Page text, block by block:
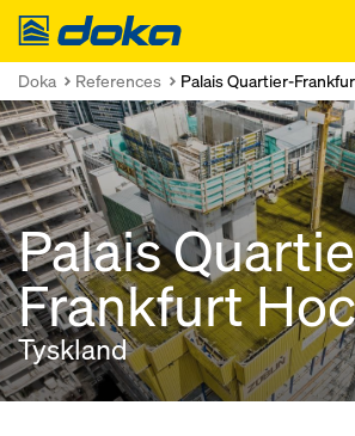
Doka
Doka References Palais Quartier-
Palais
Frankfurt
Tyskland